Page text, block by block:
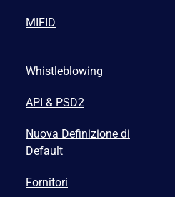
MIFID
Whistleblowing
API & PSD2
Nuova Definizione di
Default
Fornitori